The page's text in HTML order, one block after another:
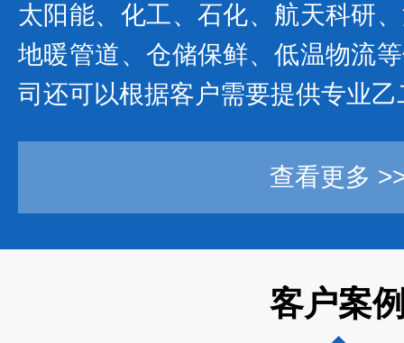
太阳能、化工、石化、航天科研
地暖管道、仓储保鲜、低温物流
司还可以根据客户需要提供专业
查看更多
客户案